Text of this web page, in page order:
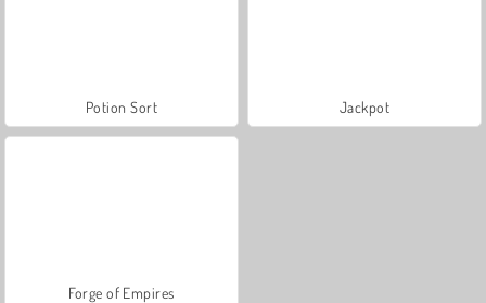
Potion Sort Jackpot
Forge of Empires